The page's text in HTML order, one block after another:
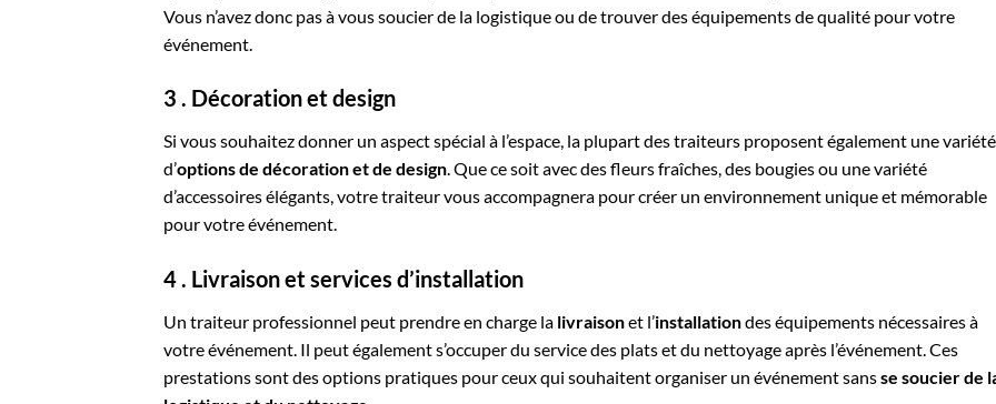
Vous n’avez donc pas à vous soucier de la logistique ou de trouver des équipements de qualité pour votre
événement.
3 . Décoration et design
Si vous souhaitez donner un aspect spécial à l’espace, la plupart des traiteurs proposent également une variété
d’options de décoration et de design. Que ce soit avec des fleurs fraîches, des bougies ou une variété
d’accessoires élégants, votre traiteur vous accompagnera pour créer un environnement unique et mémorable
pour votre événement.
4 . Livraison et services d’installation
Un traiteur professionnel peut prendre en charge la livraisonet l’installationdes équipements nécessaires à
votre événement. Il peut également s’occuper du service des plats et du nettoyage après l’événement. Ces
prestations sont des options pratiques pour ceux qui souhaitent organiser un événement sansse soucier de